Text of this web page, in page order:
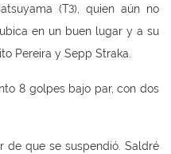
(T3), quien aún no
en un buen lugar y a su
Pereira y Sepp Straka.
8 golpes bajo par, con dos
de que se suspendió. Saldré